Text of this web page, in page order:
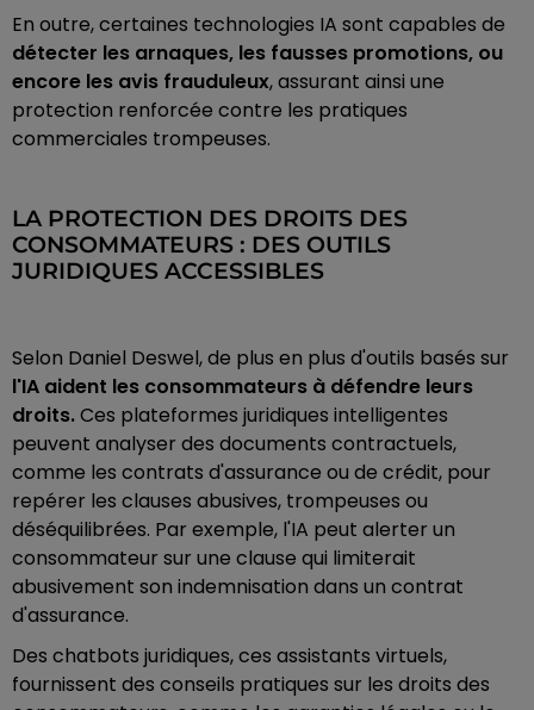
En outre, certaines technologies IA sont capables de
détecter les arnaques, les fausses promotions, ou
encore les avis frauduleux, assurant ainsi une
protection renforcée contre les pratiques
commerciales trompeuses.
LA PROTECTION DES DROITS DES
CONSOMMATEURS : DES OUTILS
JURIDIQUES ACCESSIBLES
Selon Daniel Deswel, de plus en plus d'outils basés sur
l'IA aident les consommateurs à défendre leurs
droits.Ces plateformes juridiques intelligentes
peuvent analyser des documents contractuels,
comme les contrats d'assurance ou de crédit, pour
repérer les clauses abusives, trompeuses ou
déséquilibrées. Par exemple, l'IA peut alerter un
consommateur sur une clause qui limiterait
abusivement son indemnisation dans un contrat
d'assurance.
Des chatbots juridiques, ces assistants virtuels,
fournissent des conseils pratiques sur les droits des